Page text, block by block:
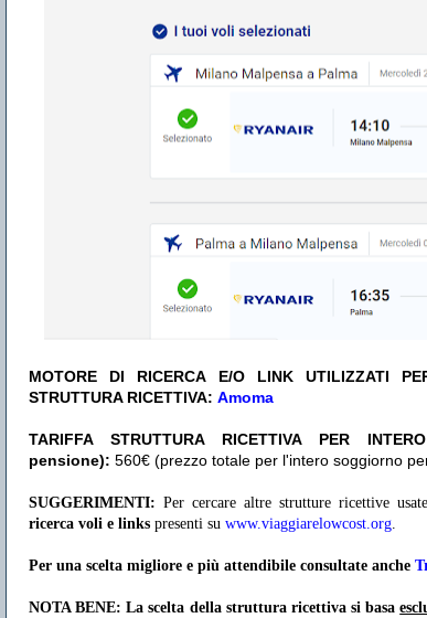
MOTORE DI RICERCA E/O LINK UTILIZZATI
STRUTTURA RICETTIVA: Amoma
TARIFFA STRUTTURA RICETTIVA PER
pensione): 560€ (prezzo totale per l'intero soggiorno
SUGGERIMENTI: Per cercare altre strutture ricettive usate
ricerca voli e links presenti su www.viaggiarelowcost.org.
Per una scelta migliore e più attendibile consultate anche
NOTA BENE: La scelta della struttura ricettiva si basa